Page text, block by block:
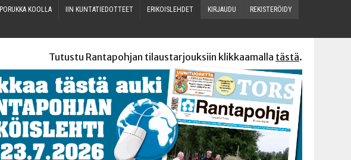
PORUK­KA KOOLLA IIN KUN­TA­TIE­DOT­TEET ERI­KOIS­LEH­DET KIR­JAU­DU REKIS­TE­RÖI­DY
Tutustu Rantapohjan tilaustarjouksiin klikkaamalla tästä.